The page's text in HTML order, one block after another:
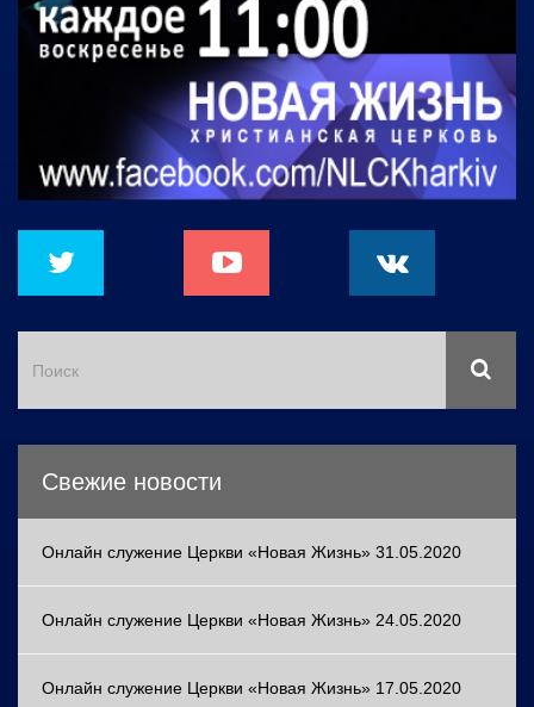
Свежие новости
Онлайн служение Церкви «Новая Жизнь» 31.05.2020
Онлайн служение Церкви «Новая Жизнь» 24.05.2020
Онлайн служение Церкви «Новая Жизнь» 17.05.2020